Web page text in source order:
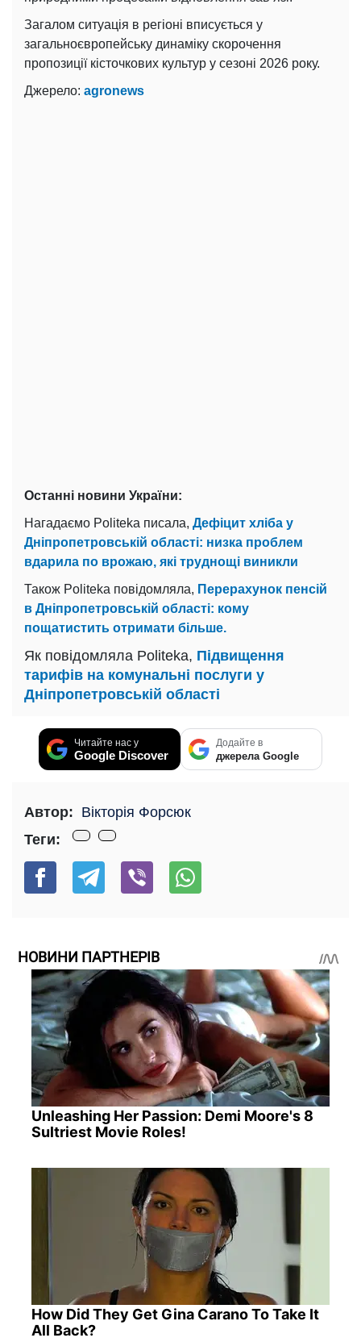
Загалом ситуація в регіоні вписується у
загальноєвропейську динаміку скорочення
пропозиції кісточкових культур у сезоні 2026 року.
Джерело: agronews
Останні новини України:
Нагадаємо Politeka писала, Дефіцит хліба у
Дніпропетровській області: низка проблем
вдарила по врожаю, які труднощі виникли
Також Politeka повідомляла, Перерахунок пенсій
в Дніпропетровській області: кому
пощатистить отримати більше.
Як повідомляла Politeka, Підвищення
тарифів на комунальні послуги у
Дніпропетровській області
Читайте нас у
Google Discover
Додайте в
джерела Google
Автор: Вікторія Форсюк
Теги:
НОВИНИ ПАРТНЕРІВ
Unleashing Her Passion: Demi Moore's 8
Sultriest Movie Roles!
How Did They Get Gina Carano To Take It
All Back?